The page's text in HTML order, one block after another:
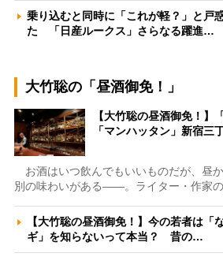
乗り込むと同時に「これが軽？」と戸
た 「日産ルークス」さらなる躍進…
大竹聡の「昼酒御免！」
【大竹聡の昼酒御免！】
「マンハッタン」新宿
お酒はいつ飲んでもいいものだが、昼
別の味わいがある――。ライター・作家
【大竹聡の昼酒御免！】今の若者は「
ギ」を知らないって本当？ 昔の…